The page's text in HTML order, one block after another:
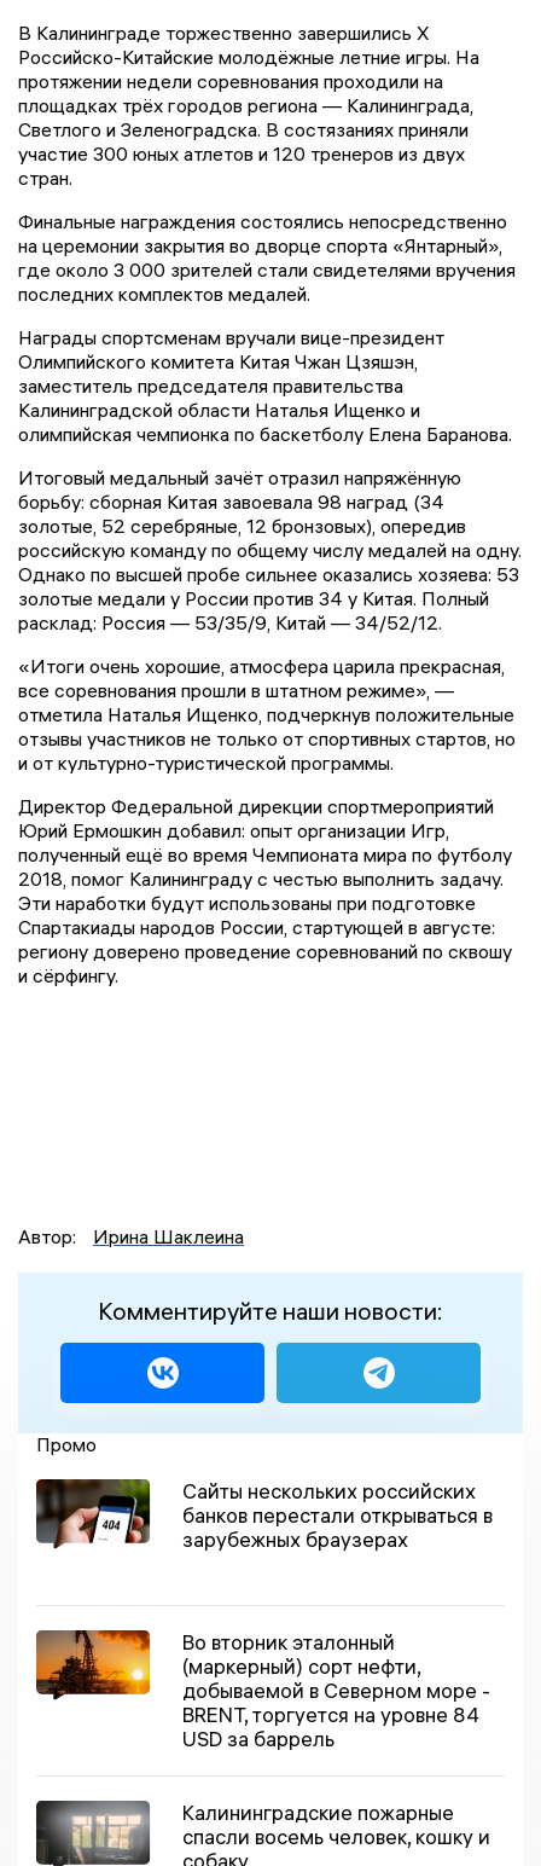
В Калининграде торжественно завершились X
Российско-Китайские молодёжные летние игры. На
протяжении недели соревнования проходили на
площадках трёх городов региона — Калининграда,
Светлого и Зеленоградска. В состязаниях приняли
участие 300 юных атлетов и 120 тренеров из двух
стран.
Финальные награждения состоялись непосредственно
на церемонии закрытия во дворце спорта «Янтарный»,
где около 3 000 зрителей стали свидетелями вручения
последних комплектов медалей.
Награды спортсменам вручали вице-президент
Олимпийского комитета Китая Чжан Цзяшэн,
заместитель председателя правительства
Калининградской области Наталья Ищенко и
олимпийская чемпионка по баскетболу Елена Баранова.
Итоговый медальный зачёт отразил напряжённую
борьбу: сборная Китая завоевала 98 наград (34
золотые, 52 серебряные, 12 бронзовых), опередив
российскую команду по общему числу медалей на одну.
Однако по высшей пробе сильнее оказались хозяева: 53
золотые медали у России против 34 у Китая. Полный
расклад: Россия — 53/35/9, Китай — 34/52/12.
«Итоги очень хорошие, атмосфера царила прекрасная,
все соревнования прошли в штатном режиме», —
отметила Наталья Ищенко, подчеркнув положительные
отзывы участников не только от спортивных стартов, но
и от культурно-туристической программы.
Директор Федеральной дирекции спортмероприятий
Юрий Ермошкин добавил: опыт организации Игр,
полученный ещё во время Чемпионата мира по футболу
2018, помог Калининграду с честью выполнить задачу.
Эти наработки будут использованы при подготовке
Спартакиады народов России, стартующей в августе:
региону доверено проведение соревнований по сквошу
и сёрфингу.
Автор: Ирина Шаклеина
Комментируйте наши новости:
Промо
Сайты нескольких российских
банков перестали открываться в
зарубежных браузерах
Во вторник эталонный
(маркерный) сорт нефти,
добываемой в Северном море -
BRENT, торгуется на уровне 84
USD за баррель
Калининградские пожарные
спасли восемь человек, кошку и
собаку